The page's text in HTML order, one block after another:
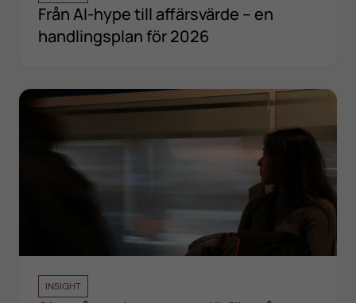
Från AI-hype till affärsvärde – en
handlingsplan för 2026
INSIGHT